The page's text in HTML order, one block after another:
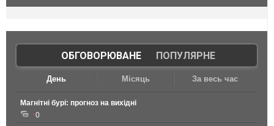
ОБГОВОРЮВАНЕ| ПОПУЛЯРНЕ
День Місяць За весь час
Магнітні бурі: прогноз на вихідні
0